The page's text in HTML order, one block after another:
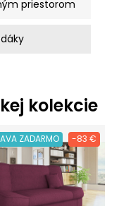
priestorom
kolekcie
ZADARMO -83 €